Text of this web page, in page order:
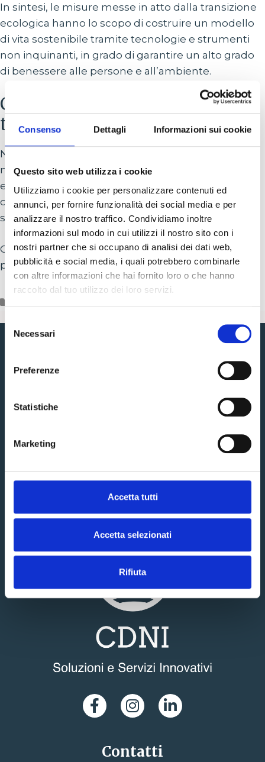
Consenso Dettagli Informazioni sui cookie
Questo sito web utilizza i cookie
Utilizziamo i cookie per personalizzare contenuti ed
annunci, per fornire funzionalità dei social media e per
analizzare il nostro traffico. Condividiamo inoltre
informazioni sul modo in cui utilizzi il nostro sito con i
nostri partner che si occupano di analisi dei dati web,
pubblicità e social media, i quali potrebbero combinarle
con altre informazioni che hai fornito loro o che hanno
raccolto dal tuo utilizzo dei loro servizi.
Selezione
delNecessari
Preferenze
Statistiche
Marketing
Accetta tutti
Accetta selezionati
Rifiuta
In sintesi, le misure messe in atto dalla transizione
ecologica hanno lo scopo di costruire un modello
di vita sostenibile tramite tecnologie e strumenti
non inquinanti, in grado di garantire un alto grado
di benessere alle persone e all’ambiente.
Come possiamo aiutarti nella
transizione ecologica?
Noi di CDNI ci occupiamo da anni di installazione e
manutenzione di impianti sostenibili e ad alta
efficienza energetica: impianti fotovoltaici, pompe
di calore e torrette di ricarica sono la nostra
specialità.
Contattaci: riceverai subito una consulenza
personalizzata.
Contatti
Documenti
Contatti